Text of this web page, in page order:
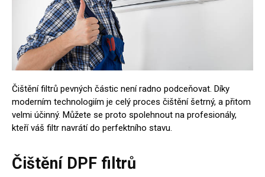
Čištění filtrů pevných částic není radno podceňovat. Díky
moderním technologiím je celý proces čištění šetrný, a přitom
velmi účinný. Můžete se proto spolehnout na profesionály,
kteří váš filtr navrátí do perfektního stavu.
Čištění DPF filtrů